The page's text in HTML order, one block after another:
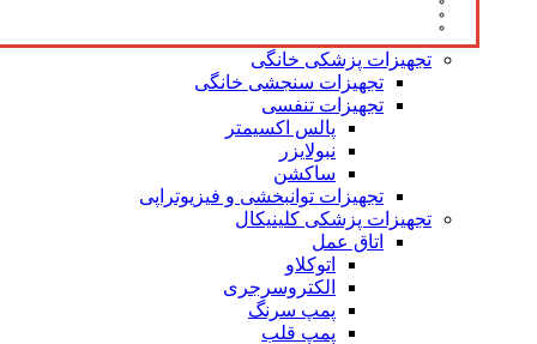
تجهیزات پزشکی خانگی
تجهیزات سنجشی خانگی
تجهیزات تنفسی
پالس اکسیمتر
نبولایزر
ساکشن
تجهیزات توانبخشی و فیزیوتراپی
تجهیزات پزشکی کلینیکال
اتاق عمل
اتوکلاو
الکتروسرجری
پمپ سرنگ
پمپ قلب